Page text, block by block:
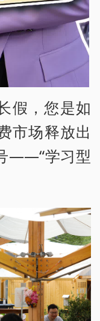
假，您是如
市场释放出
——“学习型